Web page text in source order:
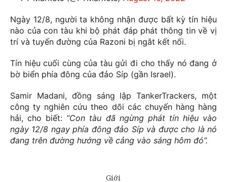
Ngày 12/8, người ta không nhận được bất kỳ tín hiệu
nào của con tàu khi bộ phát đáp phát thông tin về vị
trí và tuyến đường của Razoni bị ngắt kết nối.
Tín hiệu cuối cùng của tàu gửi đi cho thấy nó đang ở
bờ biển phía đông của đảo Síp (gần Israel).
Samir Madani, đồng sáng lập TankerTrackers, một
công ty nghiên cứu theo dõi các chuyến hàng hàng
hải, cho biết: “Con tàu đã ngừng phát tín hiệu vào
ngày 12/8 ngay phía đông đảo Síp và được cho là nó
đang trên đường hướng về cảng vào sáng hôm đó”.